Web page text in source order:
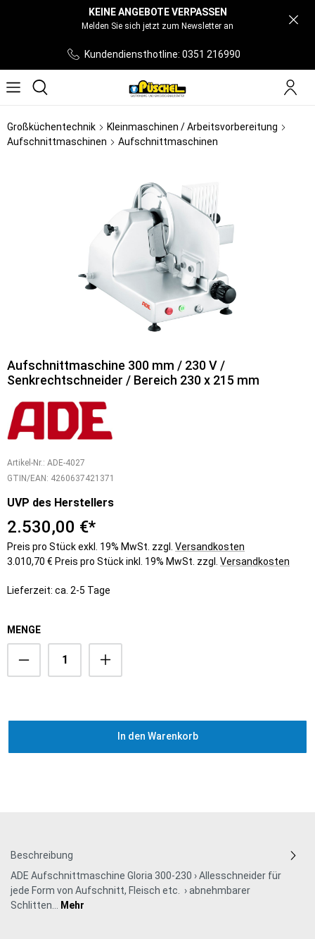
KEINE ANGEBOTE VERPASSEN
Melden Sie sich jetzt zum Newsletter an
Kundendiensthotline: 0351 216990
Großküchentechnik
Kleinmaschinen / Arbeitsvorbereitung
Aufschnittmaschinen
Aufschnittmaschinen
Aufschnittmaschine 300 mm / 230 V /
Senkrechtschneider / Bereich 230 x 215 mm
Artikel-Nr.: ADE-4027
GTIN/EAN: 4260637421371
UVP des Herstellers
2.530,00 €*
Preis pro Stück exkl. 19% MwSt. zzgl. Versandkosten
3.010,70 € Preis pro Stück inkl. 19% MwSt. zzgl. Versandkosten
Lieferzeit: ca. 2-5 Tage
MENGE
In den Warenkorb
Beschreibung
ADE Aufschnittmaschine Gloria 300-230 › Allesschneider für
jede Form von Aufschnitt, Fleisch etc. › abnehmbarer
Schlitten… Mehr